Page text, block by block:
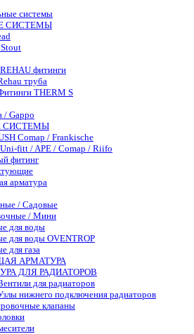
системы
СИСТЕМЫ
фитинги
труба
THERM S
/ Gappo
СИСТЕМЫ
Comap / Frankische
fitt / APE / Comap / Riifo
фитинг
арматура
/ Садовые
/ Мини
для воды
для воды OVENTROP
для газа
АРМАТУРА
ДЛЯ РАДИАТОРОВ
для радиаторов
нижнего подключения радиаторов
клапаны